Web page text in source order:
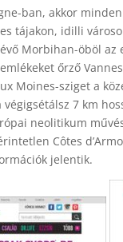
ban, akkor
tájakon, idilli
Morbihan-öböl az
őrző
Moines-sziget a
7 km
neolitikum
Côtes
jelentik.